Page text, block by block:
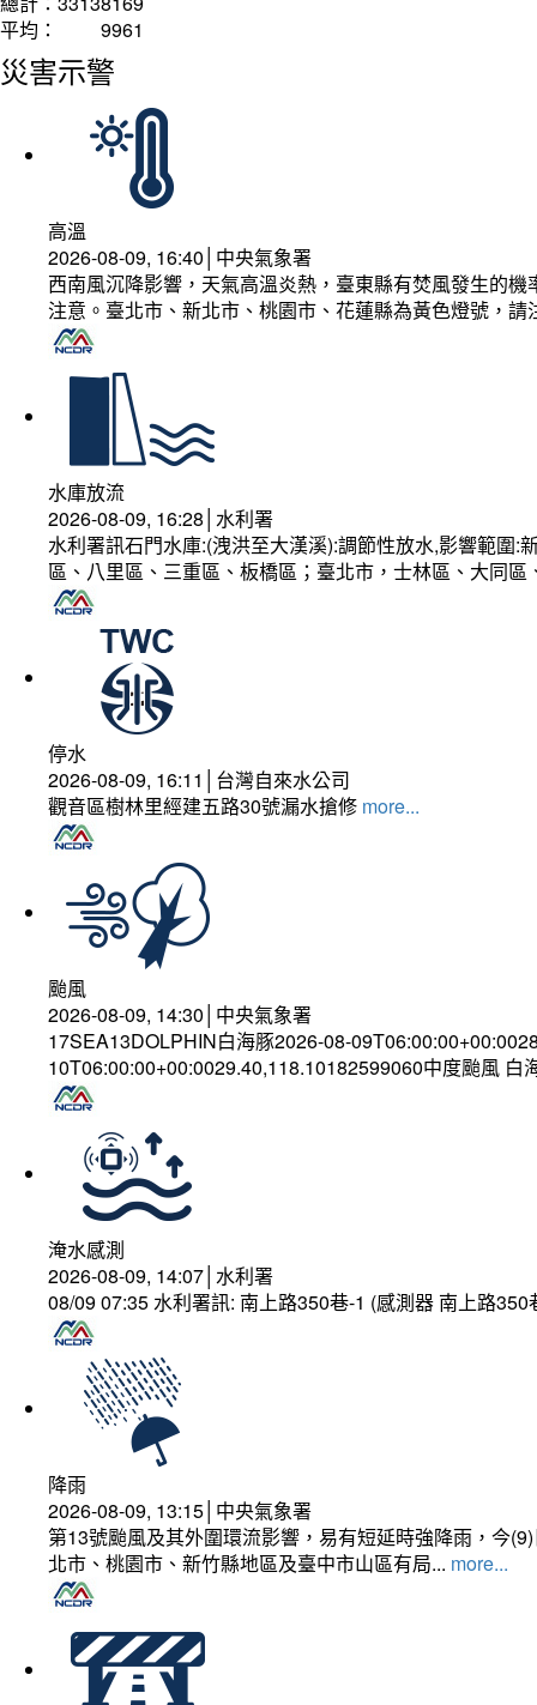
平均：
9961
災害示警
高溫
2026-08-09, 16:40│中央氣象署
西南風沉降影響，天氣高溫炎熱，臺東縣有焚風發生的
注意。臺北市、新北市、桃園市、花蓮縣為黃色燈號，
水庫放流
2026-08-09, 16:28│水利署
水利署訊石門水庫:(洩洪至大漢溪):調節性放水,影響範圍
區、八里區、三重區、板橋區；臺北市，士林區、大同
停水
2026-08-09, 16:11│台灣自來水公司
觀音區樹林里經建五路30號漏水搶修 more...
颱風
2026-08-09, 14:30│中央氣象署
17SEA13DOLPHIN白海豚2026-08-
10T06:00:00+00:0029.40,118.10182599060中度颱風 白
淹水感測
2026-08-09, 14:07│水利署
08/09 07:35 水利署訊: 南上路350巷-1 (感測器 南上路
降雨
2026-08-09, 13:15│中央氣象署
第13號颱風及其外圍環流影響，易有短延時強降雨，今
北市、桃園市、新竹縣地區及臺中市山區有局... more...